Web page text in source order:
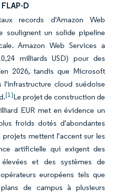
D
records d'Amazon Web
soulignent un solide pipeline
Amazon Web Services a
milliards USD) pour des
2026, tandis que Microsoft
cloud suédoise
[1]Le projet de construction de
EUR met en évidence un
froids dotés d'abondantes
projets mettent l'accent sur les
artificielle qui exigent des
et des systèmes de
européens tels que
de campus à plusieurs